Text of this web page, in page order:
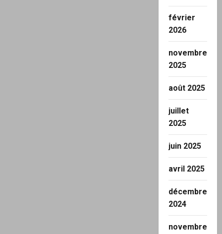
février
2026
novembre
2025
août 2025
juillet
2025
juin 2025
avril 2025
décembre
2024
novembre